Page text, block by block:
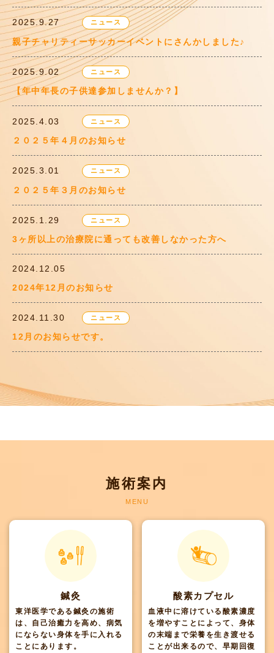
2025.9.27 ニュース
親子チャリティーサッカーイベントにさんかしました♪
2025.9.02 ニュース
【年中年長の子供達参加しませんか？】
2025.4.03 ニュース
２０２５年４月のお知らせ
2025.3.01 ニュース
２０２５年３月のお知らせ
2025.1.29 ニュース
3ヶ所以上の治療院に通っても改善しなかった方へ
2024.12.05
2024年12月のお知らせ
2024.11.30 ニュース
12月のお知らせです。
施術案内
MENU
鍼灸
東洋医学である鍼灸の施術
は、自己治癒力を高め、病気
にならない身体を手に入れる
ことにあります。
酸素カプセル
血液中に溶けている酸素濃度
を増やすことによって、身体
の末端まで栄養を生き渡せる
ことが出来るので、早期回復